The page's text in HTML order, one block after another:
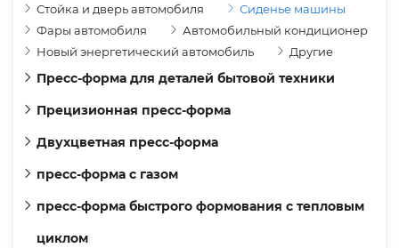
Стойка и дверь автомобиля
Сиденье машины
Фары автомобиля
Автомобильный кондиционер
Новый энергетический автомобиль
Другие
Пресс-форма для деталей бытовой техники
Прецизионная пресс-форма
Двухцветная пресс-форма
пресс-форма с газом
пресс-форма быстрого формования с тепловым
циклом